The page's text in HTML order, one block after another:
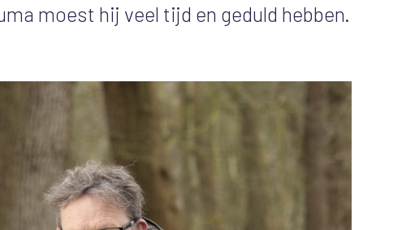
moest hij veel tijd en geduld hebben.